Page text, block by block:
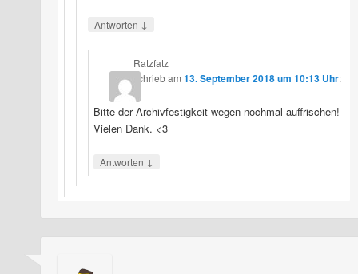
Antworten ↓
Ratzfatz
schriebam13. September 2018 um 10:13 Uhr:
Bitte der Archivfestigkeit wegen nochmal auffrischen!
Vielen Dank. <3
Antworten ↓